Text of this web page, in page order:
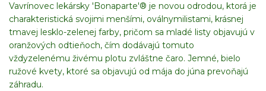
Vavrínovec lekársky 'Bonaparte'® je novou odrodou, ktorá je
charakteristická svojimi menšími, oválnymi listami, krásnej
tmavej lesklo-zelenej farby, pričom sa mladé listy objavujú v
oranžových odtieňoch, čím dodávajú tomuto
vždyzelenému živému plotu zvláštne čaro. Jemné, bielo
ružové kvety, ktoré sa objavujú od mája do júna prevoňajú
záhradu.